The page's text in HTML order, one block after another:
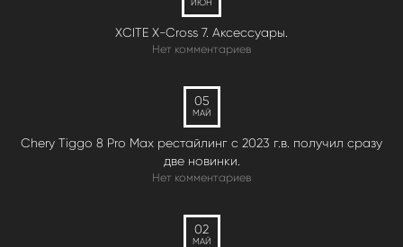
ИЮН
XCITE X-Cross 7. Аксессуары.
Нет комментариев
05
МАЙ
Chery Tiggo 8 Pro Max рестайлинг с 2023 г.в. получил сразу
две новинки.
Нет комментариев
02
МАЙ